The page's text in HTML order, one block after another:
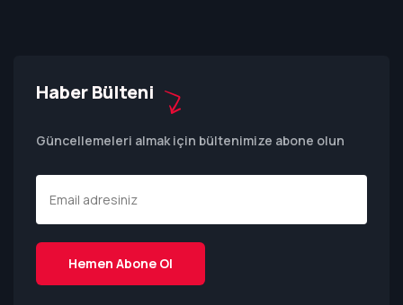
Haber Bülteni
Güncellemeleri almak için bültenimize abone olun